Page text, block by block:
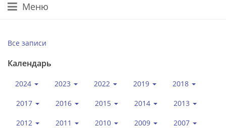
Меню
Все записи
Календарь
2024 2023 2022 2019 2018
2017 2016 2015 2014 2013
2012 2011 2010 2009 2007